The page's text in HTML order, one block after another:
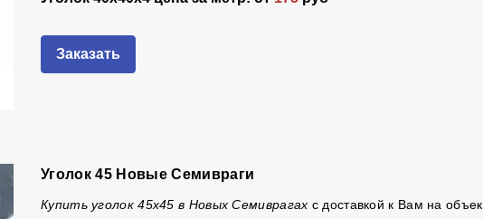
Заказать
Уголок 45 Новые Семивраги
Купить уголок 45х45 в Новых Семиврагах с доставкой к Вам на